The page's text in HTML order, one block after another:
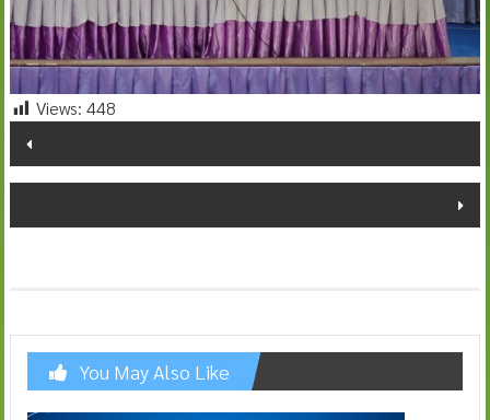
Views: 448
Post
navigation
You May Also Like